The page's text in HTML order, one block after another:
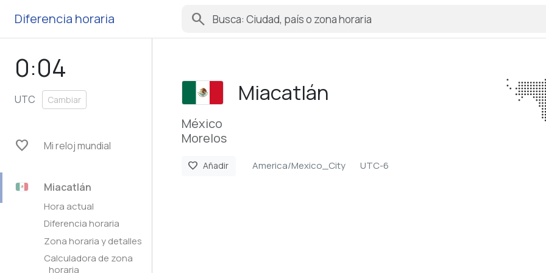
Diferencia horaria search
0:04
UTC Cambiar
favorite Mi reloj mundial
Miacatlán
Hora actual
Diferencia horaria
Zona horaria y detalles
Calculadora de zona
horaria
Miacatlán
México
Morelos
favorite Añadir America/Mexico_City UTC-6